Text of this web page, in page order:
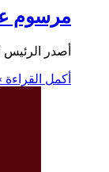
مرسوم عفو
أصدر الرئيس السوري بشار الأسد
أكمل القراءة